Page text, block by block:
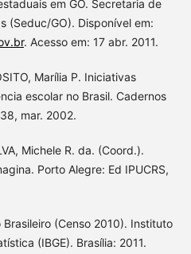
em GO. Secretaria de
(Seduc/GO). Disponível em:
. Acesso em: 17 abr. 2011.
Marília P. Iniciativas
escolar no Brasil. Cadernos
mar. 2002.
Michele R. da. (Coord.).
Porto Alegre: Ed IPUCRS,
Brasileiro (Censo 2010). Instituto
(IBGE). Brasília: 2011.